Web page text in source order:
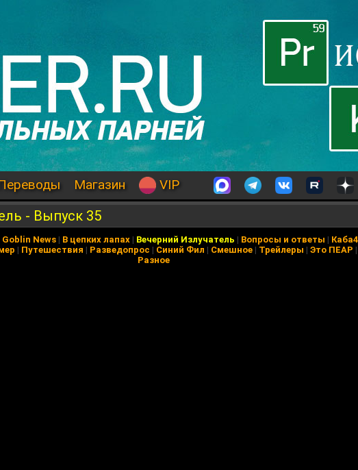
Магазин VIP
- Выпуск 35
Goblin News | В цепких лапах | Вечерний Излучатель | Вопросы и ответы |
| Путешествия | Разведопрос | Синий Фил | Смешное | Трейлеры | Это ПЕАР |
Разное